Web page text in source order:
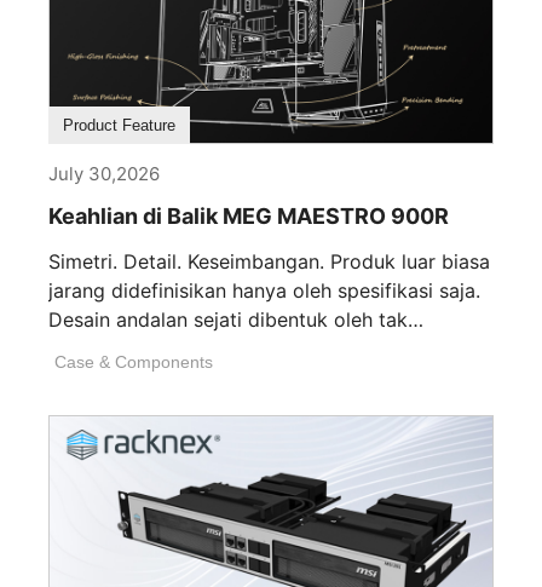
Product Feature
July 30,2026
Keahlian di Balik MEG MAESTRO 900R
Simetri. Detail. Keseimbangan. Produk luar biasa
jarang didefinisikan hanya oleh spesifikasi saja.
Desain andalan sejati dibentuk oleh tak
Case & Components